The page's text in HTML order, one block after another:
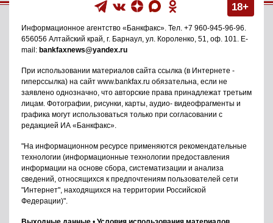
18+
Информационное агентство «Банкфакс» . Тел. +7 960-945-96-96
656056 Алтайский край, г. Барнаул ул. Короленко, 51, оф. 101
. E-
mail: bankfaxnews@yandex.ru
При использовании материалов сайта ссылка (в Интернете -
гиперссылка) на сайт www.bankfax.ru обязательна, если не
заявлено однозначно, что авторские права принадлежат третьим
лицам. Фотографии, рисунки, карты, аудио- видеофрагменты и
графика могут использоваться только при согласовании с
редакцией ИА «Банкфакс».
"На информационном ресурсе применяются рекомендательные
технологии (информационные технологии предоставления
информации на основе сбора, систематизации и анализа
сведений, относящихся к предпочтениям пользователей сети
"Интернет", находящихся на территории Российской
Федерации)".